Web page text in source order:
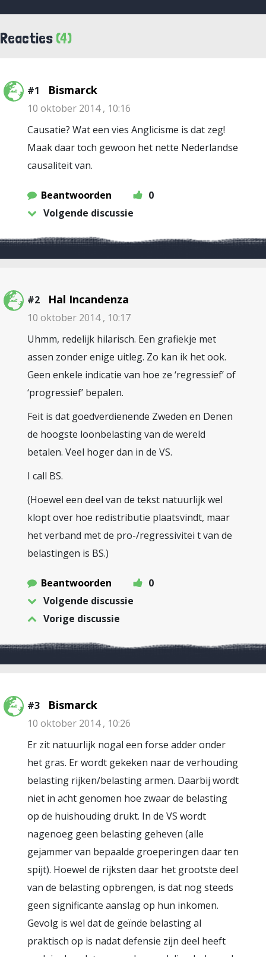
Reacties (4)
#1 Bismarck
10 oktober 2014 , 10:16
Causatie? Wat een vies Anglicisme is dat zeg!
Maak daar toch gewoon het nette Nederlandse
causaliteit van.
Beantwoorden
0
Volgende discussie
#2 Hal Incandenza
10 oktober 2014 , 10:17
Uhmm, redelijk hilarisch. Een grafiekje met
assen zonder enige uitleg. Zo kan ik het ook.
Geen enkele indicatie van hoe ze ‘regressief’ of
‘progressief’ bepalen.
Feit is dat goedverdienende Zweden en Denen
de hoogste loonbelasting van de wereld
betalen. Veel hoger dan in de VS.
I call BS.
(Hoewel een deel van de tekst natuurlijk wel
klopt over hoe redistributie plaatsvindt, maar
het verband met de pro-/regressivitei t van de
belastingen is BS.)
Beantwoorden
0
Volgende discussie
Vorige discussie
#3 Bismarck
10 oktober 2014 , 10:26
Er zit natuurlijk nogal een forse adder onder
het gras. Er wordt gekeken naar de verhouding
belasting rijken/belasting armen. Daarbij wordt
niet in acht genomen hoe zwaar de belasting
op de huishouding drukt. In de VS wordt
nagenoeg geen belasting geheven (alle
gejammer van bepaalde groeperingen daar ten
spijt). Hoewel de rijksten daar het grootste deel
van de belasting opbrengen, is dat nog steeds
geen significante aanslag op hun inkomen.
Gevolg is wel dat de geïnde belasting al
praktisch op is nadat defensie zijn deel heeft